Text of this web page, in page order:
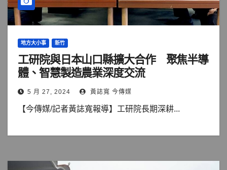
地方大小事 新竹
工研院與日本山口縣擴大合作 聚焦半導
體、智慧製造農業深度交流
5 月 27, 2024 黃誌寬 今傳媒
【今傳媒/記者黃誌寬報導】工研院長期深耕...